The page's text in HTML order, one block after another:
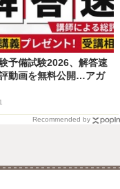
予備試験2026、解答速
動画を無料公開…アガ
Recommended by